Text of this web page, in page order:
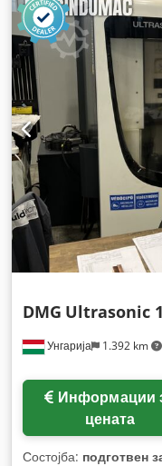
Унгарија 1.392 km
DMG Ultrasonic
цената
Состојба: подготвен